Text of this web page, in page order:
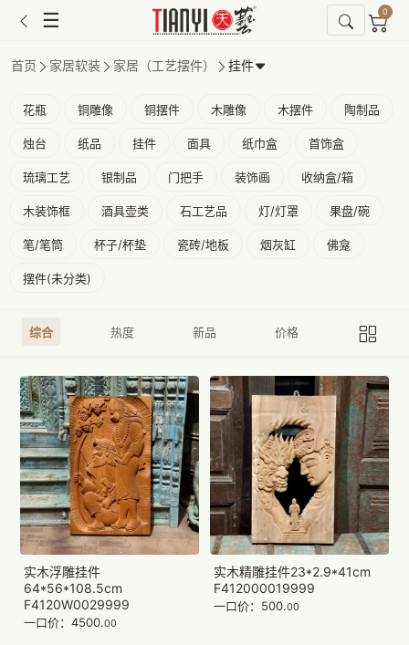
☰ 0
首页 家居软装 家居（工艺摆件） 挂件
花瓶 铜雕像 铜摆件 木雕像 木摆件 陶制品
烛台 纸品 挂件 面具 纸巾盒 首饰盒
琉璃工艺 银制品 门把手 装饰画 收纳盒/箱
木装饰框 酒具壶类 石工艺品 灯/灯罩 果盘/碗
笔/笔筒 杯子/杯垫 瓷砖/地板 烟灰缸 佛龛
摆件(未分类)
综合 热度 新品 价格
实木浮雕挂件
64*56*108.5cm
F4120W0029999
一口价：4500.00
实木精雕挂件23*2.9*41cm
F412000019999
一口价：500.00